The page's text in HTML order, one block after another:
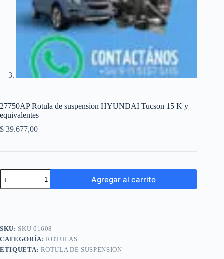
27750AP Rotula de suspension HYUNDAI Tucson 15 K y
equivalentes
$ 39.677,00
27750AP
Rotula
de
HYUNDAI
K
y
equivalentes
Agregar al carrito
r
n
a
SKU: SKU 01608
CATEGORÍA:ROTULAS
ETIQUETA: ROTULA DE SUSPENSION